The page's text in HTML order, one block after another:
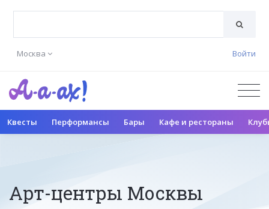
Москва Войти
Квесты Перформансы Бары Кафе и рестораны
Арт-центры Москвы